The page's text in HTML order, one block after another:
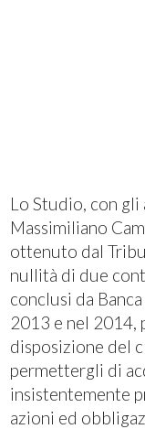
Lo Studio, con gli
Massimiliano
ottenuto dal
nullità di due
conclusi da
2013 e nel 2014,
disposizione del
permettergli di
insistentemente
azioni ed